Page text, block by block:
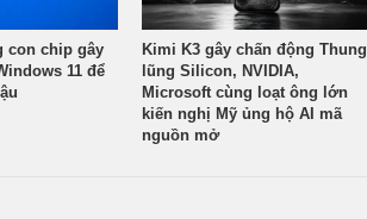
con chip gây
11 để
Kimi K3 gây chấn động Thung
lũng Silicon, NVIDIA,
Microsoft cùng loạt ông lớn
kiến nghị Mỹ ủng hộ AI mã
nguồn mở